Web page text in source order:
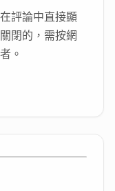
評論中直接顯
閉的，需按網
。